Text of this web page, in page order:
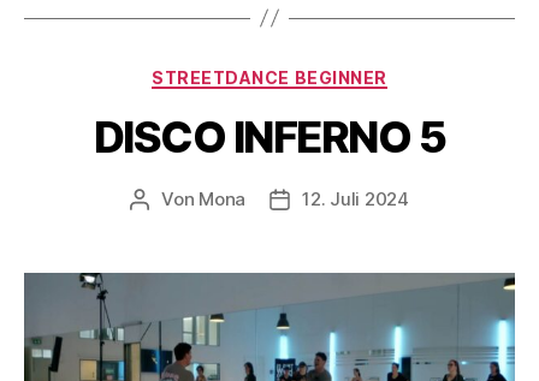
STREETDANCE BEGINNER
DISCO INFERNO 5
Von Mona 12. Juli 2024